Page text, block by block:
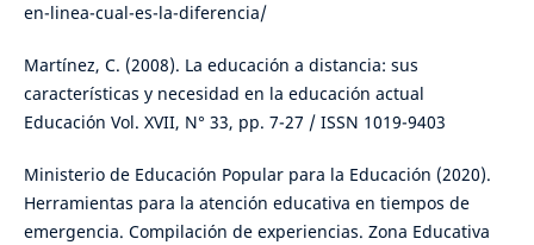
en-linea-cual-es-la-diferencia/
Martínez, C. (2008). La educación a distancia: sus
características y necesidad en la educación actual
Educación Vol. XVII, N° 33, pp. 7-27 / ISSN 1019-9403
Ministerio de Educación Popular para la Educación (2020).
Herramientas para la atención educativa en tiempos de
emergencia. Compilación de experiencias. Zona Educativa